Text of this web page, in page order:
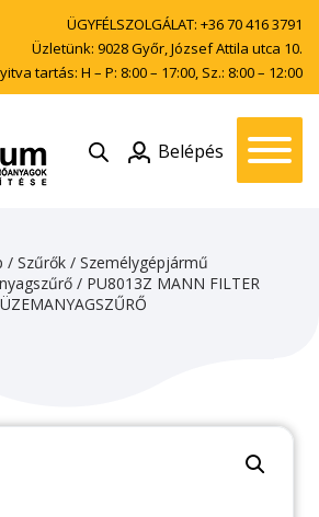
ÜGYFÉLSZOLGÁLAT: +36 70 416 3791
Üzletünk: 9028 Győr, József Attila utca 10.
tartás: H – P: 8:00 – 17:00, Sz.: 8:00 – 12:00
Belépés
/ Szűrők / Személygépjármű
/ PU8013Z MANN FILTER
ÜZEMANYAGSZŰRŐ